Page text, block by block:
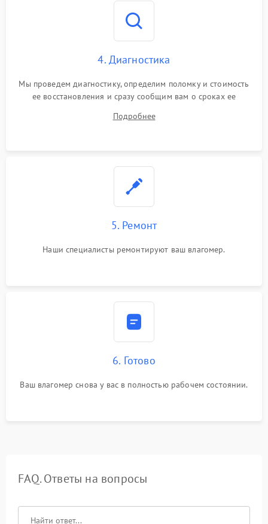
4. Диагностика
Мы проведем диагностику, определим поломку и стоимость
ее восстановления и сразу сообщим вам о сроках ее
Подробнее
5. Ремонт
Наши специалисты ремонтируют ваш влагомер.
6. Готово
Ваш влагомер снова у вас в полностью рабочем состоянии.
FAQ. Ответы на вопросы